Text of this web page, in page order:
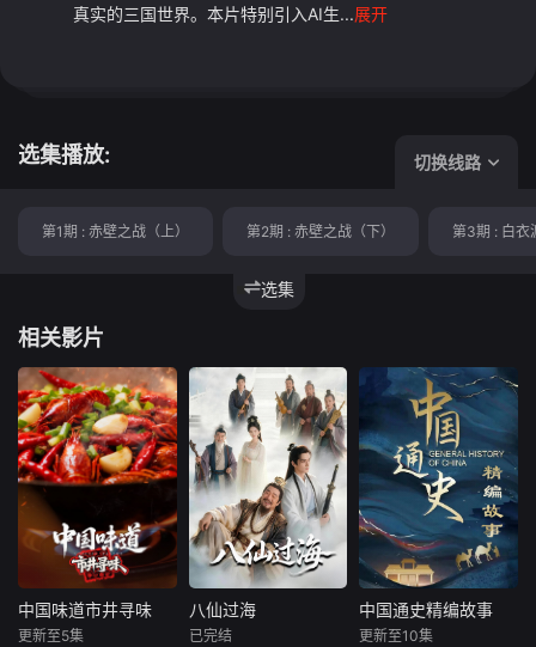
真实的三国世界。本片特别引入AI生...展开
选集播放: 切换线路
选集
第1期 : 赤壁之战（上） 第2期 : 赤壁之战（下） 第3期 : 白衣
相关影片
中国味道市井寻味
中国味道市井寻味
更新至5集
八仙过海
八仙过海
已完结
中国通史精编故事
中国通史精编故事
更新至10集